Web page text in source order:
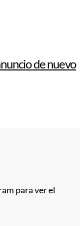
de nuevo
para ver el